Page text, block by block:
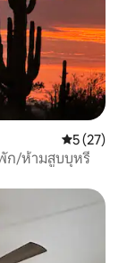
คะแนนเฉลี่
5 (27)
ยงเข้าพัก/ห้ามสูบบุหรี่